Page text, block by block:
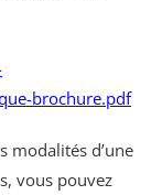
brochure.pdf
modalités d’une
vous pouvez